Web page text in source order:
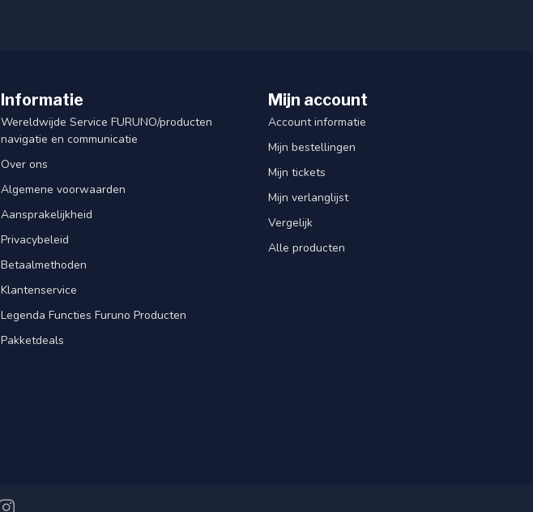
Informatie
Wereldwijde Service FURUNO/producten
navigatie en communicatie
Over ons
Algemene voorwaarden
Aansprakelijkheid
Privacybeleid
Betaalmethoden
Klantenservice
Legenda Functies Furuno Producten
Pakketdeals
Mijn account
Account informatie
Mijn bestellingen
Mijn tickets
Mijn verlanglijst
Vergelijk
Alle producten